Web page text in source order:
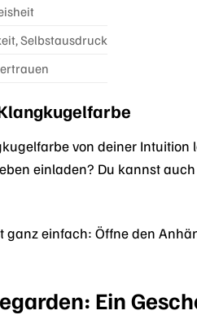
Selbstausdruck
von deiner
einladen? Du kannst
ganz einfach: Öffne den
Ein